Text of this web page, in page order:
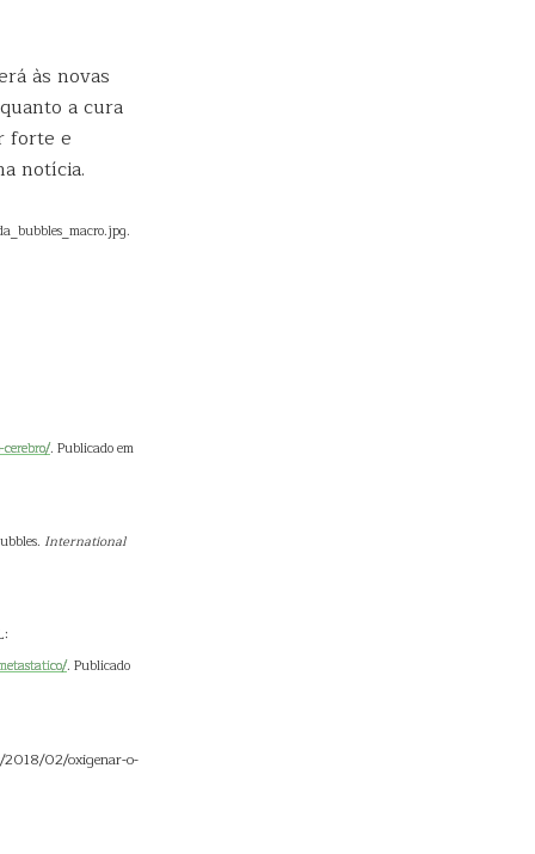
às novas
a cura
forte e
notícia.
. Publicado em
International
. Publicado
2018/02/oxigenar-o-